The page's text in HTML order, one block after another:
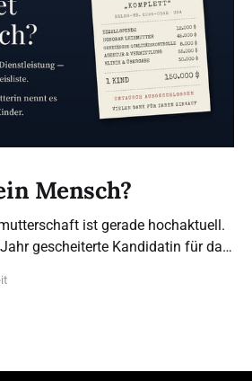
Mensch?
ist gerade hochaktuell.
gescheiterte Kandidatin für das
(das bestehende Verbot